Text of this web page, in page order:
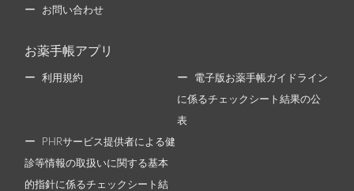
お問い合わせ
お薬手帳アプリ
利用規約 電子版お薬手帳ガイドライン
に係るチェックシート結果の公
表
PHRサービス提供者による健
診等情報の取扱いに関する基本
的指針に係るチェックシート結